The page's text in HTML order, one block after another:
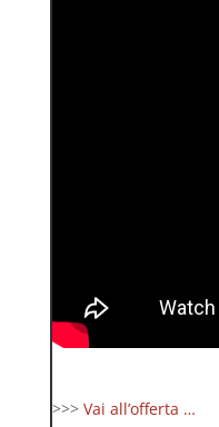
>>> Vai all’offerta …